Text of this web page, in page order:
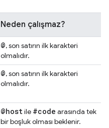
Neden çalışmaz?
@, son satırın ilk karakteri
olmalıdır.
@, son satırın ilk karakteri
olmalıdır.
@hostile #code arasında tek
bir boşluk olması beklenir.